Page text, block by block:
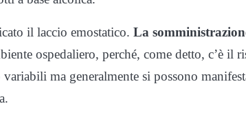
il laccio emostatico. La
ospedaliero, perché, come detto, c’è il
ma generalmente si possono